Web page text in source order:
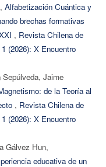
Alfabetización Cuántica y
brechas formativas
, Revista Chilena de
(2026): X Encuentro
Jaime
de la Teoría al
, Revista Chilena de
(2026): X Encuentro
Gálvez Hun,
educativa de un